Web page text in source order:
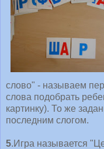
слово" - называем
слова подобрать
картинку). То же
последним слогом.
5.Игра называется